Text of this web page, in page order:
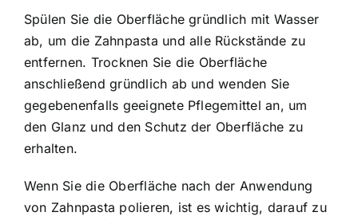
Spülen Sie die Oberfläche gründlich mit Wasser
ab, um die Zahnpasta und alle Rückstände zu
entfernen. Trocknen Sie die Oberfläche
anschließend gründlich ab und wenden Sie
gegebenenfalls geeignete Pflegemittel an, um
den Glanz und den Schutz der Oberfläche zu
erhalten.
Wenn Sie die Oberfläche nach der Anwendung
von Zahnpasta polieren, ist es wichtig, darauf zu